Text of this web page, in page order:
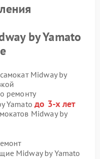
by Yamato
Midway by
ремонту
Yamatoдо 3-х лет
Midway by
Midway by Yamato